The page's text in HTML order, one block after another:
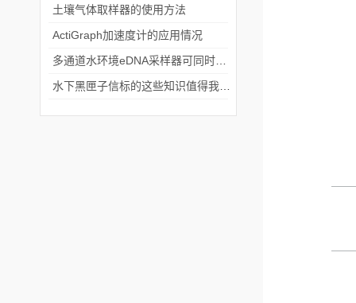
土壤气体取样器的使用方法
ActiGraph加速度计的应用情况